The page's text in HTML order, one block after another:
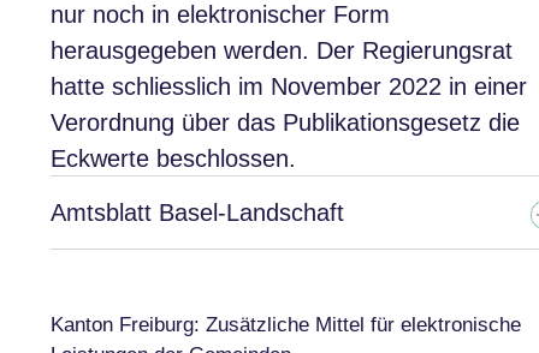
nur noch in elektronischer Form
herausgegeben werden. Der Regierungsrat
hatte schliesslich im November 2022 in einer
Verordnung über das Publikationsgesetz die
Eckwerte beschlossen.
Amtsblatt Basel-Landschaft
Kanton Freiburg: Zusätzliche Mittel für elektronische